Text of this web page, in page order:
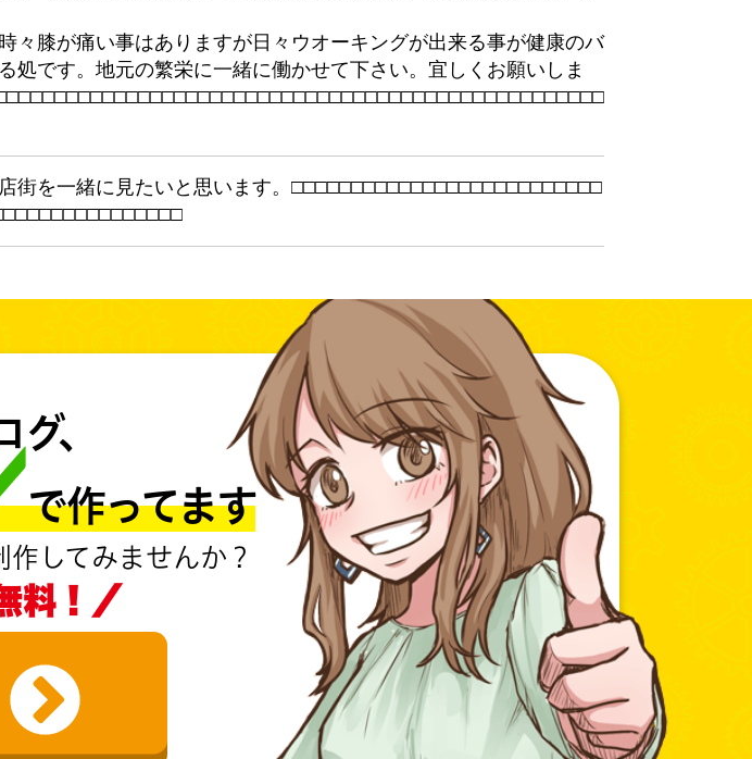
々膝が痛い事はありますが日々ウオーキングが出来る事が健康のバ
処です。地元の繁栄に一緒に働かせて下さい。宜しくお願いしま
□□□□□□□□□□□□□□□□□□□□□□□□□□□□□□□□□□□□□□□□□□□□□□□□□□
街を一緒に見たいと思います。□□□□□□□□□□□□□□□□□□□□□□□□□□
□□□□□□□□□□□□□□□
、
てます
してみませんか？
料！／